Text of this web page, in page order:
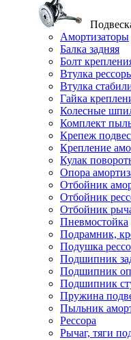
Амортизаторы
Балка задняя
Болт
Втулка
Втулка
Гайка
Колесные
Комплект
Крепеж
Крепление
Кулак
Опора
Отбойник
Отбойник
Отбойник
Пневмостойка
Подрамник,
Подушка
Подшипник
Подшипник
Подшипник
Пружина
Пыльник
Рессора
Рычаг, тяги